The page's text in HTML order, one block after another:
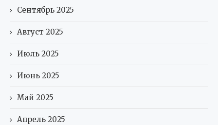
Сентябрь 2025
Август 2025
Июль 2025
Июнь 2025
Май 2025
Апрель 2025